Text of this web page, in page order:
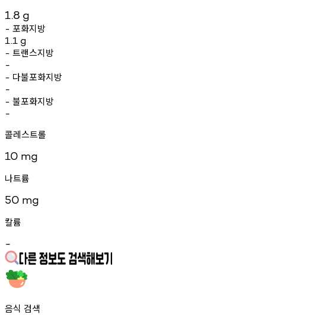
1.8 g
- 포화지방
1.1 g
- 트랜스지방
-
- 다불포화지방
-
- 불포화지방
-
콜레스트롤
10 mg
나트륨
50 mg
칼륨
-
음식 검색